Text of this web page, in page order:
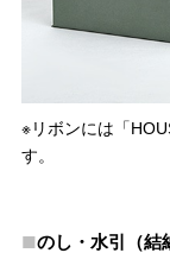
※リボンには「
す。
のし・水引（結